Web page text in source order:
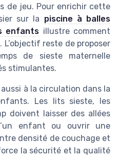
de jeu. Pour enrichir cette
sur la piscine à balles
enfants illustre comment
reste de proposer
de sieste maternelle
stimulantes.
à la circulation dans la
Les lits sieste, les
doivent laisser des allées
enfant ou ouvrir une
densité de couchage et
la sécurité et la qualité